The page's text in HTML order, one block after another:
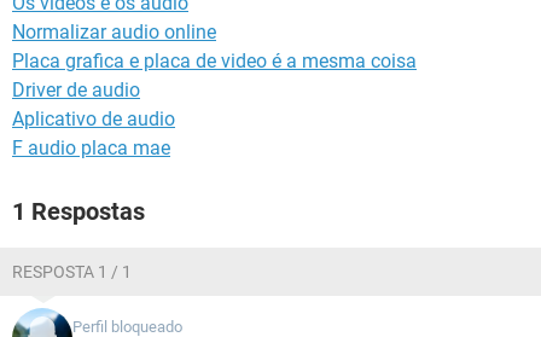
GUIA DE COMPRAS
Normalizar audio online
Placa grafica e placa de video é a mesma coisa
Driver de audio
Aplicativo de audio
F audio placa mae
1 Respostas
RESPOSTA 1 / 1
Perfil bloqueado